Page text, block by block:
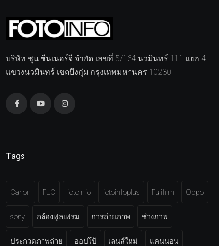
บริษัท ชุน ซีนเนอร์จี จำกัด เลขที่ 5/164 นวมินทร์ 111 แยก 4
แขวงนวมินทร์ เขตบึงกุ่ม กรุงเทพมหานคร 10230
Tags
Canon FLC fotoinfo fotoinfoplus Fujifilm Oppo
sony กล้องฟูลเฟรม การถ่ายภาพ ช่างภาพ
ประกวดภาพถ่าย ออปโป้ เลนส์ใหม่ แคนนอน